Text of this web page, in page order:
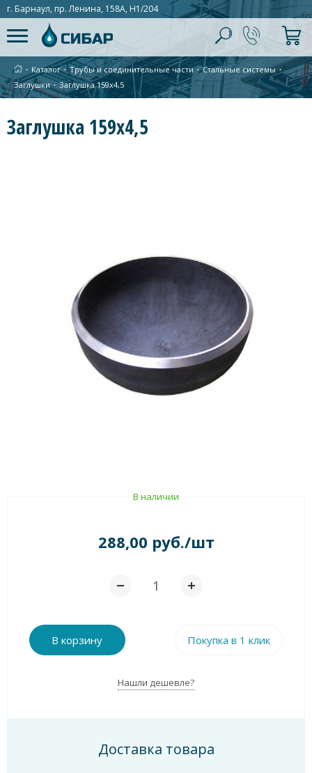
г. Барнаул, пр. Ленина, 158А, Н1/204
∙ Каталог ∙Трубы и соединительные части ∙Стальные системы ∙
Заглушки ∙Заглушка 159х4,5
Заглушка 159х4,5
В наличии
288,00 руб./шт
В корзину Покупка в 1 клик
Нашли дешевле?
Доставка товара